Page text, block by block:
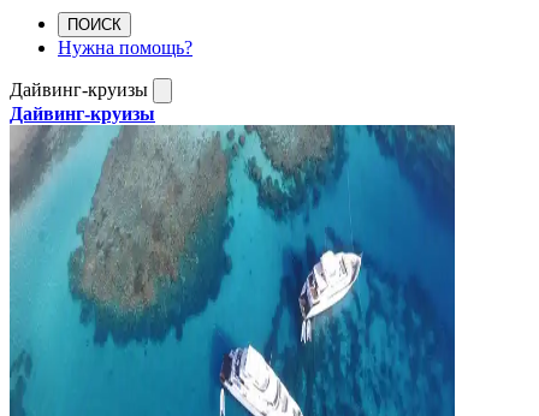
ПОИСК
Нужна помощь?
Дайвинг-круизы
Дайвинг-круизы